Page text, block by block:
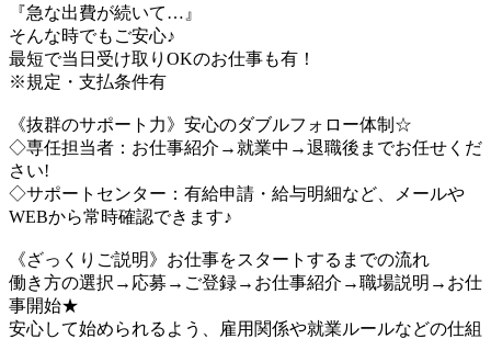
『急な出費が続いて…』
そんな時でもご安心♪
最短で当日受け取りOKのお仕事も有！
※規定・支払条件有
《抜群のサポート力》安心のダブルフォロー体制☆
◇専任担当者：お仕事紹介→就業中→退職後までお任せくだ
さい!
◇サポートセンター：有給申請・給与明細など、メールや
WEBから常時確認できます♪
《ざっくりご説明》お仕事をスタートするまでの流れ
働き方の選択→応募→ご登録→お仕事紹介→職場説明→お仕
事開始★
安心して始められるよう、雇用関係や就業ルールなどの仕組